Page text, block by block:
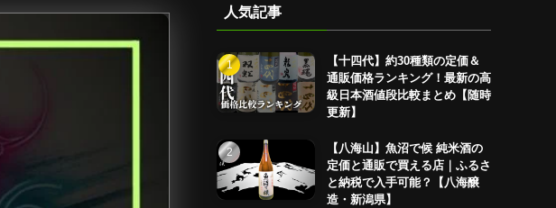
人気記事
【十四代】約30種類の定価＆
通販価格ランキング！最新の高
級日本酒値段比較まとめ【随時
更新】
【八海山】魚沼で候 純米酒の
定価と通販で買える店｜ふるさ
と納税で入手可能？【八海醸
造・新潟県】